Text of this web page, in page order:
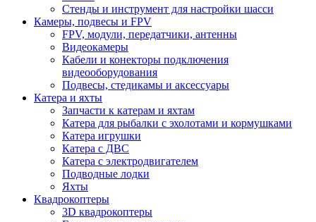
Стенды и инструмент для настройки шасси
Камеры, подвесы и FPV
FPV, модули, передатчики, антенны
Видеокамеры
Кабели и конекторы подключения
видеооборудования
Подвесы, стедикамы и аксессуары
Катера и яхты
Запчасти к катерам и яхтам
Катера для рыбалки с эхолотами и кормушками
Катера игрушки
Катера с ДВС
Катера с электродвигателем
Подводные лодки
Яхты
Квадрокоптеры
3D квадрокоптеры